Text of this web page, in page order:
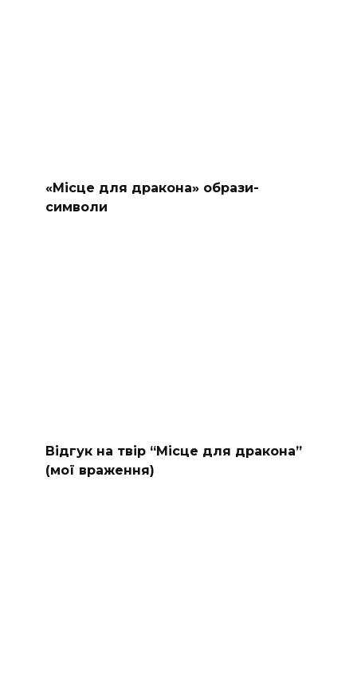
«Місце для дракона» образи-
символи
Відгук на твір “Місце для дракона”
(мої враження)